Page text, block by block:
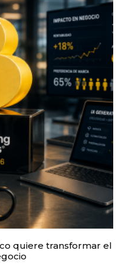
quiere transformar el